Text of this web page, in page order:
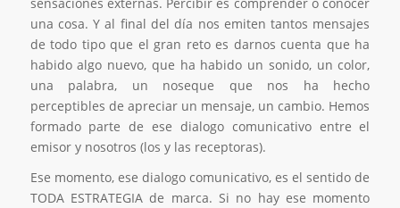
una cosa. Y al final del día nos emiten tantos mensajes
de todo tipo que el gran reto es darnos cuenta que ha
habido algo nuevo, que ha habido un sonido, un color,
una palabra, un noseque que nos ha hecho
perceptibles de apreciar un mensaje, un cambio. Hemos
formado parte de ese dialogo comunicativo entre el
emisor y nosotros (los y las receptoras).
Ese momento, ese dialogo comunicativo, es el sentido de
TODA ESTRATEGIA de marca. Si no hay ese momento